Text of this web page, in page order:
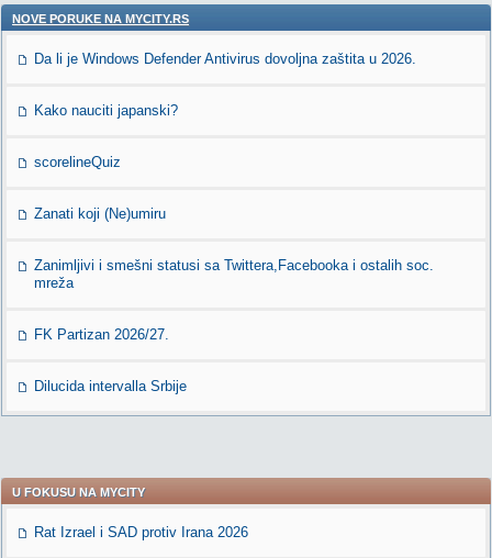
NOVE PORUKE NA MYCITY.RS
Da li je Windows Defender Antivirus dovoljna zaštita u 2026.
Kako nauciti japanski?
scorelineQuiz
Zanati koji (Ne)umiru
Zanimljivi i smešni statusi sa Twittera,Facebooka i ostalih soc.
mreža
FK Partizan 2026/27.
Dilucida intervalla Srbije
U FOKUSU NA MYCITY
Rat Izrael i SAD protiv Irana 2026